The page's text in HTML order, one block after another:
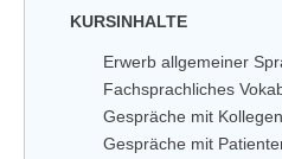
KURSINHALTE
Erwerb allgemeiner
Fachsprachliches
Gespräche mit
Gespräche mit